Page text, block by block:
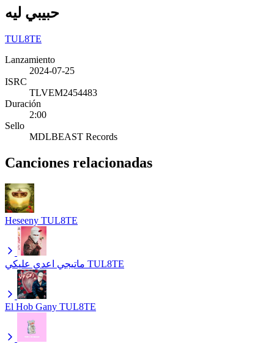
حبيبي ليه
TUL8TE
Lanzamiento
2024-07-25
ISRC
TLVEM2454483
Duración
2:00
Sello
MDLBEAST Records
Canciones relacionadas
Heseeny TUL8TE
ماتيجي اعدي عليكي TUL8TE
El Hob Gany TUL8TE